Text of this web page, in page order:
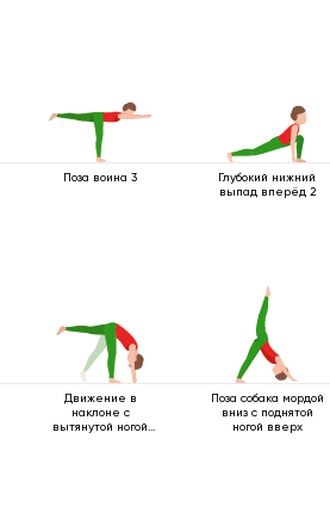
Поза воина 3
Глубокий нижний
выпад вперёд 2
Движение в
наклоне с
вытянутой ногой
Поза собака мордой
вниз с поднятой
ногой вверх